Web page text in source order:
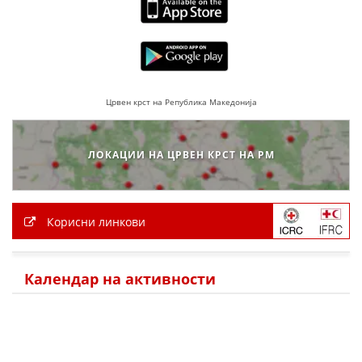
Црвен крст на Република Македонија
ЛОКАЦИИ НА ЦРВЕН КРСТ НА РМ
Корисни линкови
Календар на активности